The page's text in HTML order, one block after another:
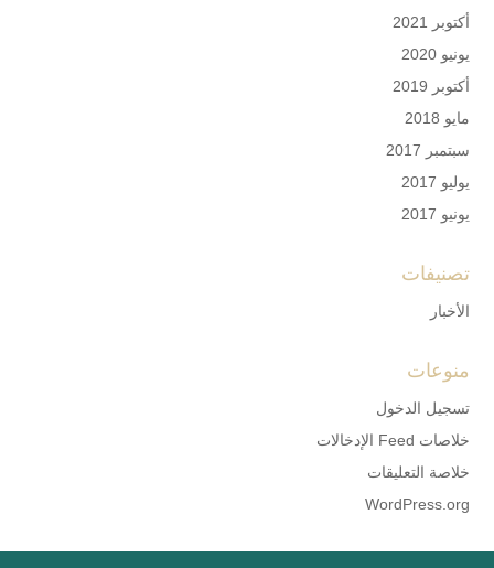
أكتوبر 2021
يونيو 2020
أكتوبر 2019
مايو 2018
سبتمبر 2017
يوليو 2017
يونيو 2017
تصنيفات
الأخبار
منوعات
تسجيل الدخول
خلاصات Feed الإدخالات
خلاصة التعليقات
WordPress.org